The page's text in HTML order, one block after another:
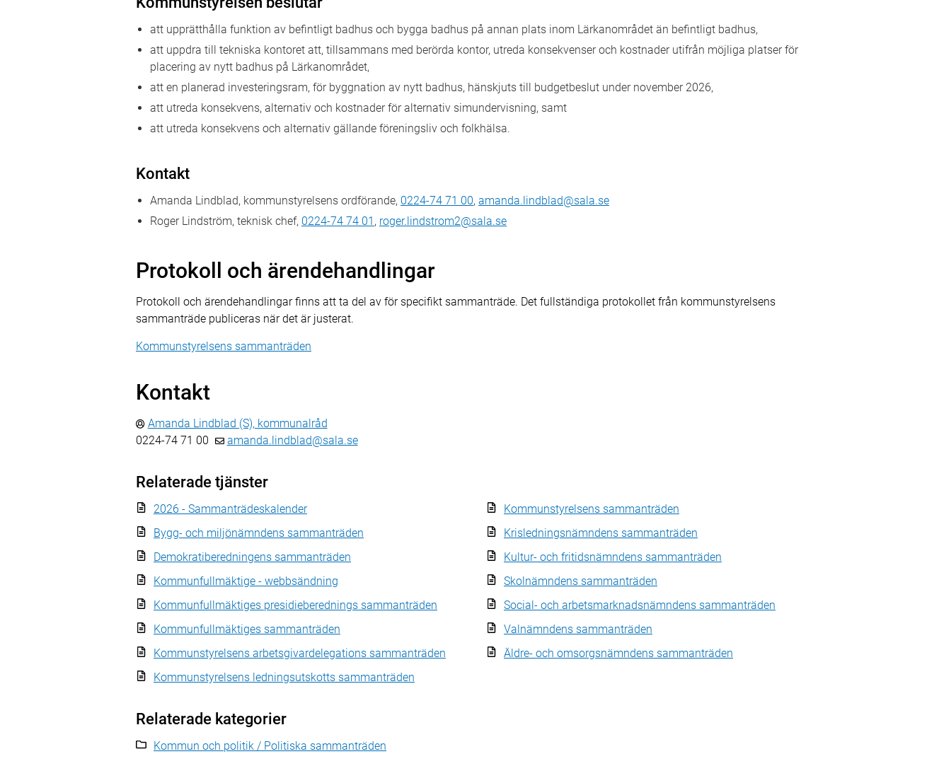
att upprätthålla funktion av befintligt badhus och bygga badhus på annan plats inom Lärkanområdet än befintligt badhus,
att uppdra till tekniska kontoret att, tillsammans med berörda kontor, utreda konsekvenser och kostnader utifrån möjliga platser för
placering av nytt badhus på Lärkanområdet,
att en planerad investeringsram, för byggnation av nytt badhus, hänskjuts till budgetbeslut under november 2026,
att utreda konsekvens, alternativ och kostnader för alternativ simundervisning, samt
att utreda konsekvens och alternativ gällande föreningsliv och folkhälsa.
Kontakt
Amanda Lindblad, kommunstyrelsens ordförande, 0224-74 71 00, amanda.lindblad@sala.se
Roger Lindström, teknisk chef, 0224-74 74 01 , roger.lindstrom2@sala.se
Protokoll och ärendehandlingar
Protokoll och ärendehandlingar finns att ta del av för specifikt sammanträde. Det fullständiga protokollet från kommunstyrelsens
sammanträde publiceras när det är justerat.
Kommunstyrelsens sammanträden
Kontakt
Amanda Lindblad (S), kommunalråd
0224-74 71 00
amanda.lindblad@sala.se
Relaterade tjänster
2026 - Sammanträdeskalender
Bygg- och miljönämndens sammanträden
Demokratiberedningens sammanträden
Kommunfullmäktige - webbsändning
Kommunfullmäktiges presidieberednings sammanträden
Kommunfullmäktiges sammanträden
Kommunstyrelsens arbetsgivardelegations sammanträden
Kommunstyrelsens ledningsutskotts sammanträden
Kommunstyrelsens sammanträden
Krisledningsnämndens sammanträden
Kultur- och fritidsnämndens sammanträden
Skolnämndens sammanträden
Social- och arbetsmarknadsnämndens sammanträden
Valnämndens sammanträden
Äldre- och omsorgsnämndens sammanträden
Relaterade kategorier
Kommun och politik / Politiska sammanträden